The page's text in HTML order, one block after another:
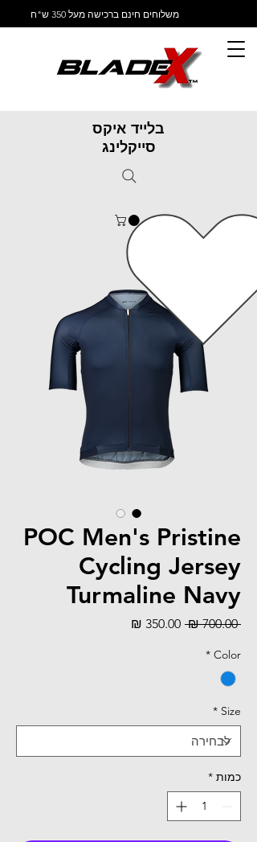
משלוחים חינם ברכישה מעל 350 ש"ח
בלייד איקס
סייקלינג
POC Men's Pristine
Cycling Jersey
Turmaline Navy
‏700.00 ‏₪
מחיר
Color
*
Size
*
כמות *